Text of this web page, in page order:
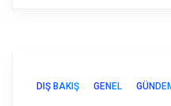
DIŞ BAKIŞ GENEL